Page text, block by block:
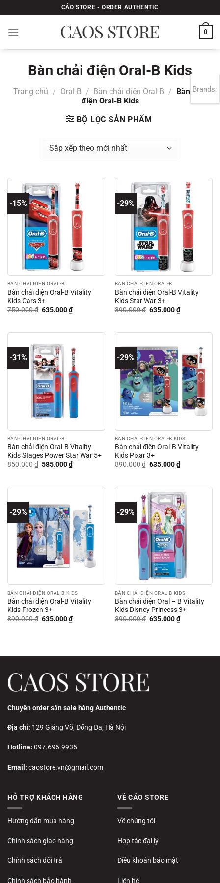
qua
nội
CÁO STORE - ORDER AUTHENTIC
0
Bàn chải điện Oral-B Kids
Trang chủ / Oral-B / Bàn chải điện Oral-B /
Bàn chải
điện Oral-B Kids
BỘ LỌC SẢN PHẨM
-15%
BÀN CHẢI ĐIỆN ORAL-B
Bàn chải điện Oral-B Vitality
Kids Cars 3+
750.000₫ Giá
635.000₫Giá
hiện
635.000 ₫.
-29%
BÀN CHẢI ĐIỆN ORAL-B
Bàn chải điện Oral-B Vitality
Kids Star War 3+
890.000₫ Giá
635.000₫Giá
hiện
635.000 ₫.
-31%
BÀN CHẢI ĐIỆN ORAL-B
Bàn chải điện Oral-B Vitality
Kids Stages Power Star War 5+
850.000₫ Giá
585.000₫Giá
hiện
585.000 ₫.
-29%
BÀN CHẢI ĐIỆN ORAL-B KIDS
Bàn chải điện Oral-B Vitality
Kids Pixar 3+
890.000₫ Giá
635.000₫Giá
hiện
635.000 ₫.
-29%
BÀN CHẢI ĐIỆN ORAL-B KIDS
Bàn chải điện Oral-B Vitality
Kids Frozen 3+
890.000₫ Giá
635.000₫Giá
hiện
-29%
BÀN CHẢI ĐIỆN ORAL-B KIDS
Bàn chải điện Oral – B Vitality
Kids Disney Princess 3+
890.000₫ Giá
635.000₫Giá
hiện
Chuyên order săn sale hàng Authentic
Địa chỉ: 129 Giảng Võ, Đống Đa, Hà Nội
Hotline: 097.696.9935
Email: caostore.vn@gmail.com
HỖ TRỢ KHÁCH HÀNG
Hướng dẫn mua hàng
Chính sách giao hàng
Chính sách đổi trả
Chính sách bảo hành
VỀ CÁO STORE
Về chúng tôi
Hợp tác đại lý
Điều khoản bảo mật
Liên hệ
Brands: